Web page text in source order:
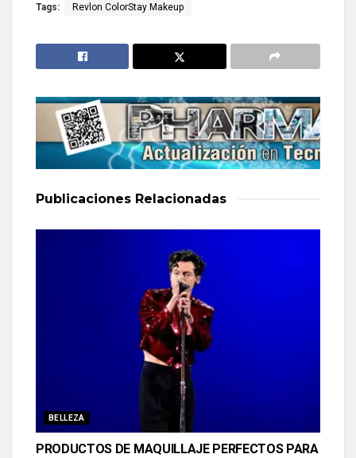
Tags: Revlon ColorStay Makeup
Publicaciones Relacionadas
BELLEZA
PRODUCTOS DE MAQUILLAJE PERFECTOS PARA